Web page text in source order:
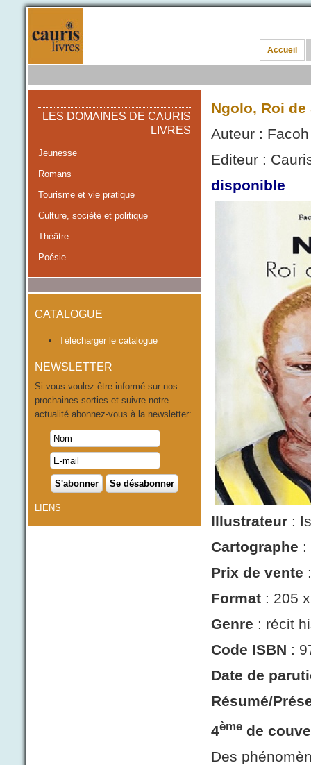
Accueil
LES DOMAINES DE CAURIS
LIVRES
Jeunesse
Romans
Tourisme et vie pratique
Culture, société et politique
Théâtre
Poésie
CATALOGUE
Télécharger le catalogue
NEWSLETTER
Si vous voulez être informé sur nos
prochaines sorties et suivre notre
actualité abonnez-vous à la newsletter:
LIENS
Ngolo, Roi de
Auteur :
Editeur :
disponible
Illustrateur :
Cartographe :
Prix de vente
Format : 205
Genre : récit
Code ISBN :
Date de
Résumé/
4ème de
Des